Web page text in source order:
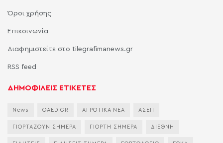
Όροι χρήσης
Επικοινωνία
Διαφημιστείτε στο tilegrafimanews.gr
RSS feed
ΔΗΜΟΦΙΛΕΙΣ ΕΤΙΚΕΤΕΣ
News OAED.GR ΑΓΡΟΤΙΚΑ ΝΕΑ ΑΣΕΠ
ΓΙΟΡΤΑΖΟΥΝ ΣΗΜΕΡΑ ΓΙΟΡΤΗ ΣΗΜΕΡΑ ΔΙΕΘΝΗ